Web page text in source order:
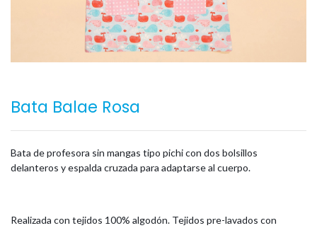
Bata Balae Rosa
Bata de profesora sin mangas tipo pichi con dos bolsillos
delanteros y espalda cruzada para adaptarse al cuerpo.
Realizada con tejidos 100% algodón. Tejidos pre-lavados con